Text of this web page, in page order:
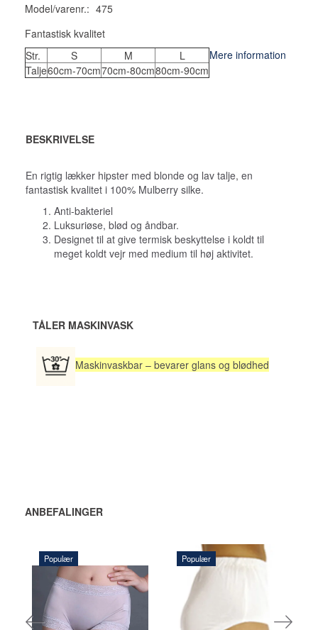
Model/varenr.: 475
Fantastisk kvalitet
Str.
S M
L
Talje60cm-70cm70cm-80cm80cm-90cm
Mere information
BESKRIVELSE
En rigtig lækker hipster med blonde og lav talje, en
fantastisk kvalitet i 100% Mulberry silke.
Anti-bakteriel
Luksuriøse, blød og åndbar.
Designet til at give termisk beskyttelse i koldt til
meget koldt vejr med medium til høj aktivitet.
TÅLER MASKINVASK
Maskinvaskbar – bevarer glans og blødhed
ANBEFALINGER
Populær
165,00 DKK
Populær